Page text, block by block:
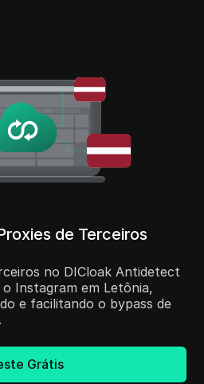
de Terceiros
no DICloak Antidetect
Instagram em Letônia,
e facilitando o bypass de
Grátis